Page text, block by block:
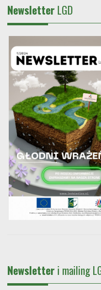
Newsletter LGD
Newsletter i mailing